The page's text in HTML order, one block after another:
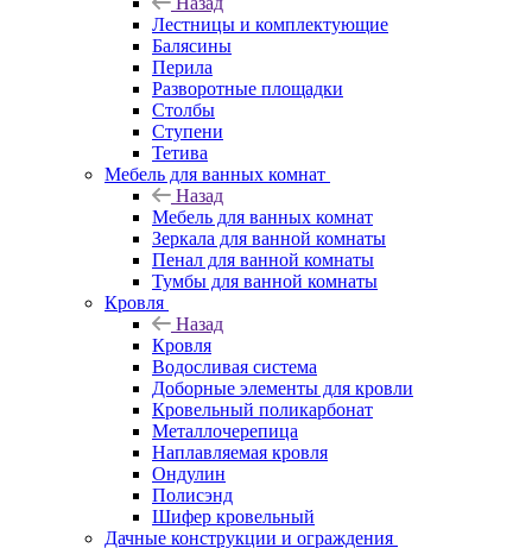
Лестницы и комплектующие
Балясины
Перила
Разворотные площадки
Столбы
Ступени
Тетива
Мебель для ванных комнат
Назад
Мебель для ванных комнат
Зеркала для ванной комнаты
Пенал для ванной комнаты
Тумбы для ванной комнаты
Кровля
Назад
Кровля
Водосливая система
Доборные элементы для кровли
Кровельный поликарбонат
Металлочерепица
Наплавляемая кровля
Ондулин
Полисэнд
Шифер кровельный
Дачные конструкции и ограждения